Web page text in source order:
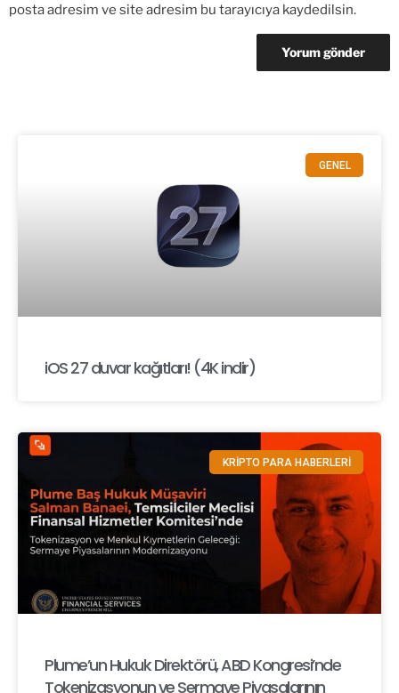
posta adresim ve site adresim bu tarayıcıya kaydedilsin.
GENEL
iOS 27 duvar kağıtları! (4K indir)
KRİPTO PARA HABERLERİ
Plume’un Hukuk Direktörü, ABD Kongresi’nde
Tokenizasyonun ve Sermaye Piyasalarının